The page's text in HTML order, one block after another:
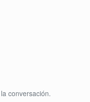
conversación.